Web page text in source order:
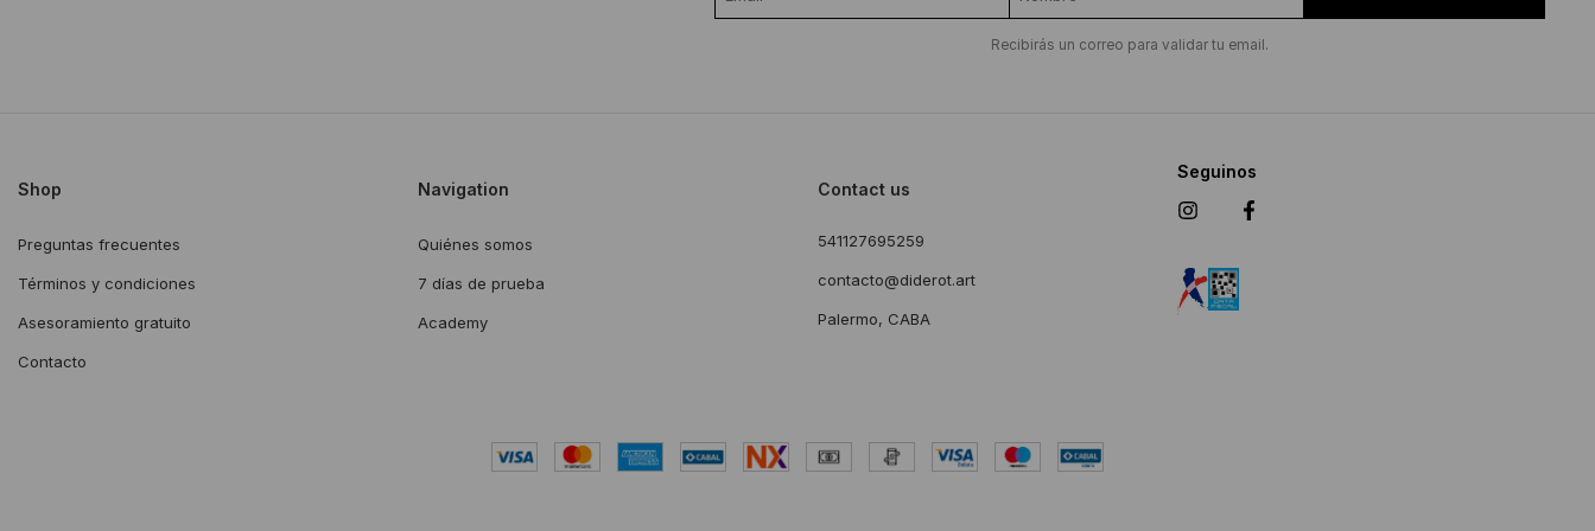
Recibirás un correo para validar tu email.
Shop
Preguntas frecuentes
Términos y condiciones
Asesoramiento gratuito
Contacto
Navigation
Quiénes somos
7 días de prueba
Academy
Contact us
541127695259
contacto@diderot.art
Palermo, CABA
Seguinos